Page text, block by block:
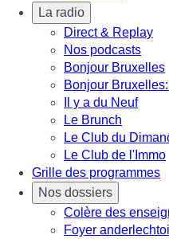
La radio
Direct & Replay
Nos podcasts
Bonjour Bruxelles
Bonjour
Il y a du Neuf
Le Brunch
Le Club du
Le Club de l'Immo
Grille des programmes
Nos dossiers
Colère des
Foyer